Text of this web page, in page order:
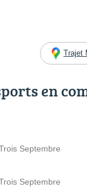
Trajet
en
Septembre
Septembre